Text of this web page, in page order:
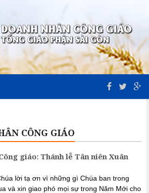
CÔNG GIÁO
giáo: Thánh lễ Tân niên Xuân
lời tạ ơn vì những gì Chúa ban trong
và xin giao phó mọi sự trong Năm Mới cho